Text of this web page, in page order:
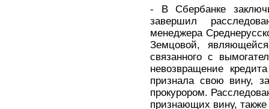
- В Сбербанке
завершил
менеджера
Земцовой, являющейся
связанного с
невозвращение
признала свою вину,
прокурором.
признающих вину,